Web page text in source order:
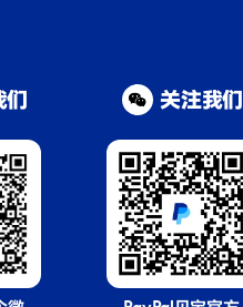
们 关注我们